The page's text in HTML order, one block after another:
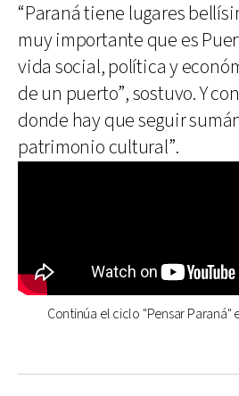
“Paraná tiene lugares
muy importante que es
vida social, política y
de un puerto”, sostuvo. Y
donde hay que seguir
patrimonio cultural”.
Continúa el ciclo "Pensar Paraná"